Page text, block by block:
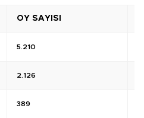
OY SAYISI
5.210
2.126
389